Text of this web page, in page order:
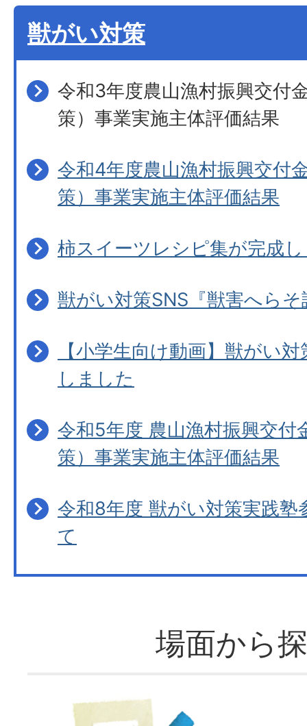
獣がい対策
令和3年度農山漁村振興交付
策）事業実施主体評価結果
令和4年度農山漁村振興交付
策）事業実施主体評価結果
柿スイーツレシピ集が完成
獣がい対策SNS『獣害へらそ
【小学生向け動画】獣がい
しました
令和5年度 農山漁村振興交付
策）事業実施主体評価結果
令和8年度 獣がい対策実践塾
て
場面から